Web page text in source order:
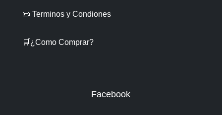
📜 Terminos y Condiones
🛒¿Como Comprar?
Facebook